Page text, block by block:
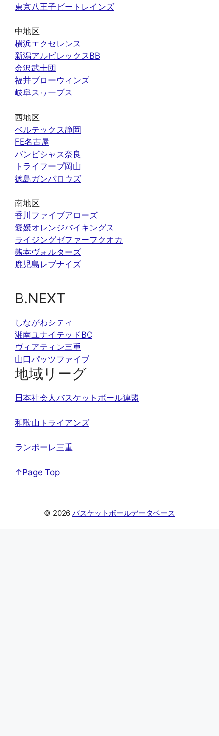
東京八王子ビートレインズ
中地区
横浜エクセレンス
新潟アルビレックスBB
金沢武士団
福井ブローウィンズ
岐阜スゥープス
西地区
ベルテックス静岡
FE名古屋
バンビシャス奈良
トライフープ岡山
徳島ガンバロウズ
南地区
香川ファイブアローズ
愛媛オレンジバイキングス
ライジングゼファーフクオカ
熊本ヴォルターズ
鹿児島レブナイズ
B.NEXT
しながわシティ
湘南ユナイテッドBC
ヴィアティン三重
山口パッツファイブ
地域リーグ
日本社会人バスケットボール連盟
和歌山トライアンズ
ランポーレ三重
↑Page Top
© 2026 バスケットボールデータベース